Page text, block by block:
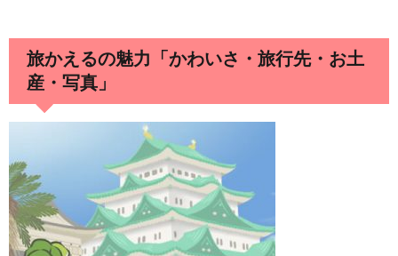
旅かえるの魅力「かわいさ・旅行先・お土
産・写真」